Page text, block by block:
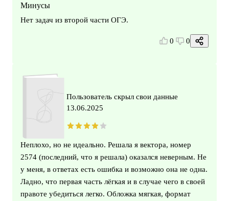
Минусы
Нет задач из второй части ОГЭ.
0 0
Пользователь скрыл свои данные
13.06.2025
Неплохо, но не идеально. Решала я вектора, номер
2574 (последний, что я решала) оказался неверным. Не
у меня, в ответах есть ошибка и возможно она не одна.
Ладно, что первая часть лёгкая и в случае чего в своей
правоте убедиться легко. Обложка мягкая, формат